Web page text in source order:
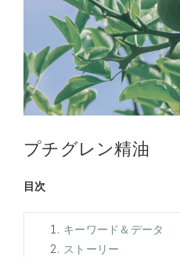
プチグレン精油
目次
キーワード＆データ
ストーリー